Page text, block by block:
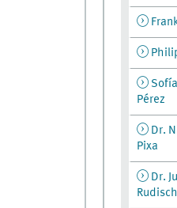
Pérez
Dr.
Pixa
Dr.
Rudisch